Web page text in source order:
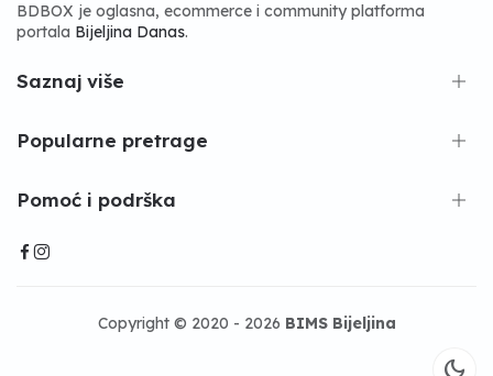
BDBOX je oglasna, ecommerce i community platforma
portala Bijeljina Danas.
Saznaj više
Popularne pretrage
Pomoć i podrška
Copyright © 2020 - 2026 BIMS Bijeljina
dark_mode